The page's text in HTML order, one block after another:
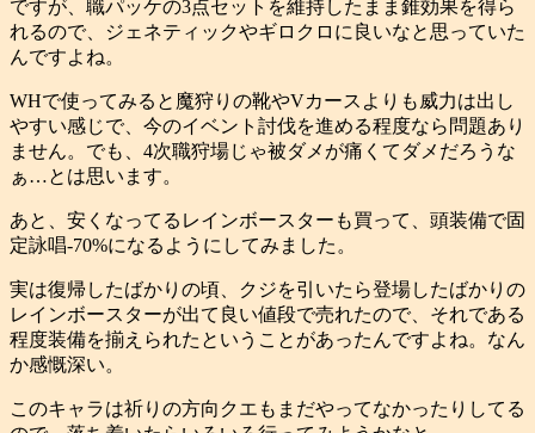
ですが、職パッケの3点セットを維持したまま錐効果を得ら
れるので、ジェネティックやギロクロに良いなと思っていた
んですよね。
WHで使ってみると魔狩りの靴やVカースよりも威力は出し
やすい感じで、今のイベント討伐を進める程度なら問題あり
ません。でも、4次職狩場じゃ被ダメが痛くてダメだろうな
ぁ…とは思います。
あと、安くなってるレインボースターも買って、頭装備で固
定詠唱-70%になるようにしてみました。
実は復帰したばかりの頃、クジを引いたら登場したばかりの
レインボースターが出て良い値段で売れたので、それである
程度装備を揃えられたということがあったんですよね。なん
か感慨深い。
このキャラは祈りの方向クエもまだやってなかったりしてる